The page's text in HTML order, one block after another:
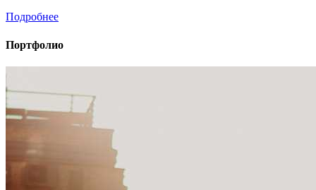
Подробнее
Портфолио